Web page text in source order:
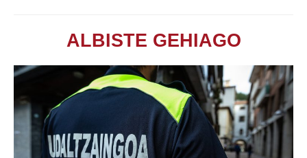
ALBISTE GEHIAGO